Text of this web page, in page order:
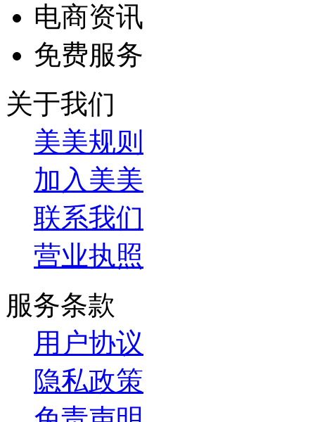
电商资讯
免费服务
关于我们
美美规则
加入美美
联系我们
营业执照
服务条款
用户协议
隐私政策